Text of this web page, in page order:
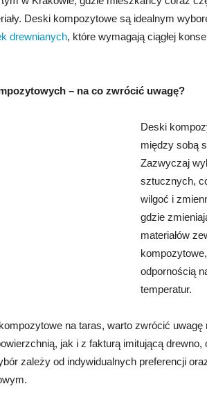
Deski kompozytowe są idealnym
drewnianych, które wymagają ciągłej
– na co zwrócić uwagę?
Deski
między sobą
Zazwyczaj
sztucznych,
wilgoć i
gdzie
materiałów
odpornością
temperatur.
na taras, warto zwrócić
jak i z fakturą imitującą
zależy od indywidualnych preferencji